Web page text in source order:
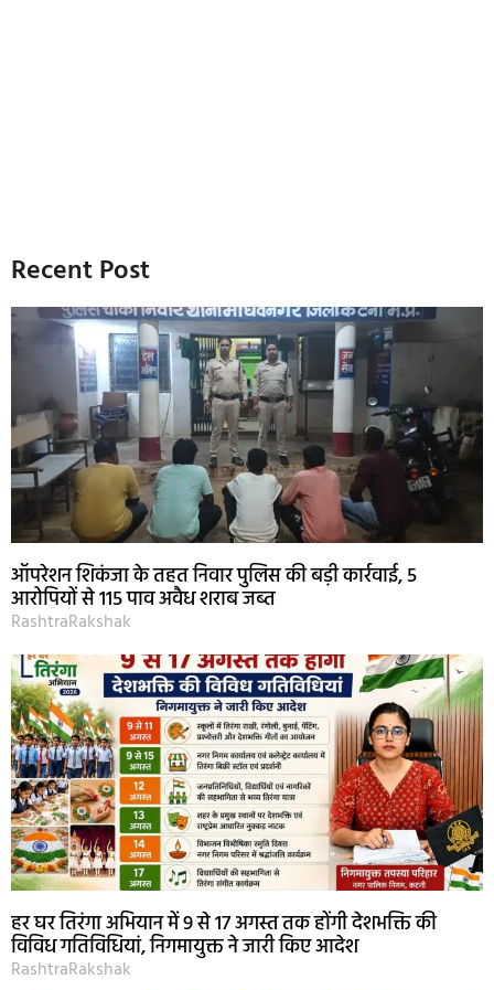
Recent Post
ऑपरेशन शिकंजा के तहत निवार पुलिस की बड़ी कार्रवाई, 5
आरोपियों से 115 पाव अवैध शराब जब्त
RashtraRakshak
हर घर तिरंगा अभियान में 9 से 17 अगस्त तक होंगी देशभक्ति की
विविध गतिविधियां, निगमायुक्त ने जारी किए आदेश
RashtraRakshak